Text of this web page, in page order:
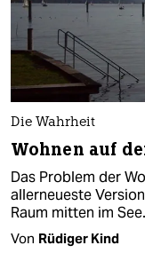
Die Wahrheit
Wohnen auf
Das Problem der
allerneueste
Raum mitten im See.
Von Rüdiger Kind